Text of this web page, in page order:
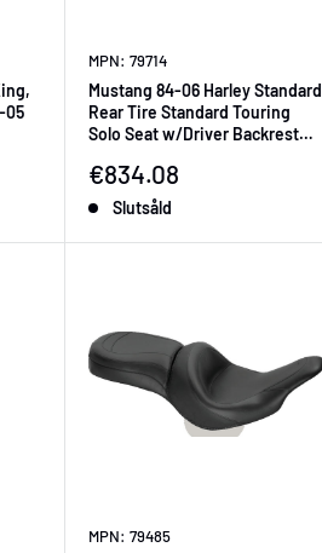
05
MPN: 79714
Mustang 84-06 Harley Standard
Rear Tire Standard Touring
Solo Seat w/Driver Backrest
Försäljningspris
€834.08
Slutsåld
MPN: 79485